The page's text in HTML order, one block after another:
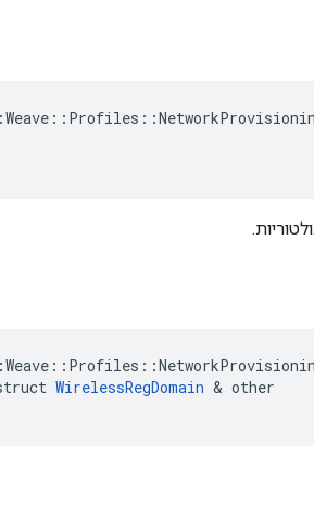
Weave :: Profiles ::
Weave :: Profiles ::
WirelessRegDomain & other